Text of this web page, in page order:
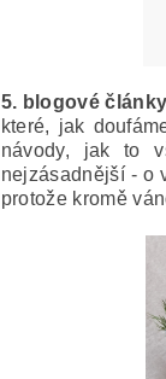
5. blogové články
které, jak
návody, jak to
nejzásadnější - o
protože kromě